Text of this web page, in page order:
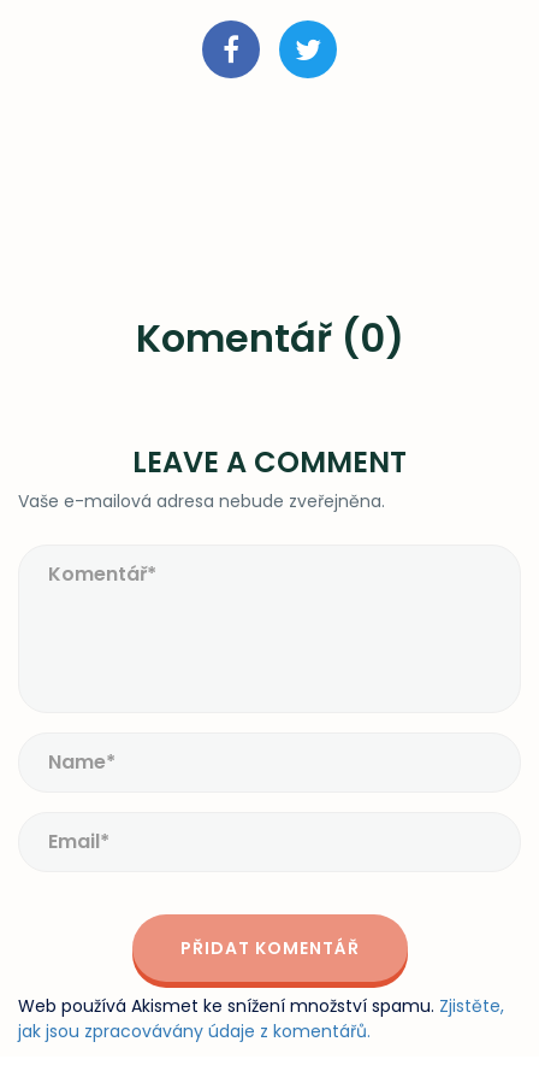
Komentář (0)
LEAVE A COMMENT
Vaše e-mailová adresa nebude zveřejněna.
Web používá Akismet ke snížení množství spamu. Zjistěte,
jak jsou zpracovávány údaje z komentářů.